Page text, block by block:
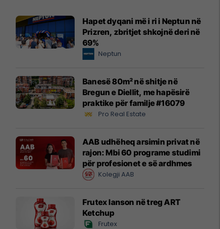
Hapet dyqani më i ri i Neptun në
Prizren, zbritjet shkojnë deri në
69%
Neptun
Banesë 80m² në shitje në
Bregun e Diellit, me hapësirë
praktike për familje #16079
Pro Real Estate
AAB udhëheq arsimin privat në
rajon: Mbi 60 programe studimi
për profesionet e së ardhmes
Kolegji AAB
Frutex lanson në treg ART
Ketchup
Frutex